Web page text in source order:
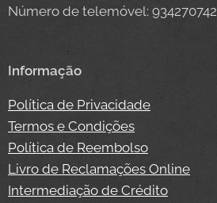
Número de telemóvel: 934270742
Informação
Política de Privacidade
Termos e Condições
Política de Reembolso
Livro de Reclamações Online
Intermediação de Crédito